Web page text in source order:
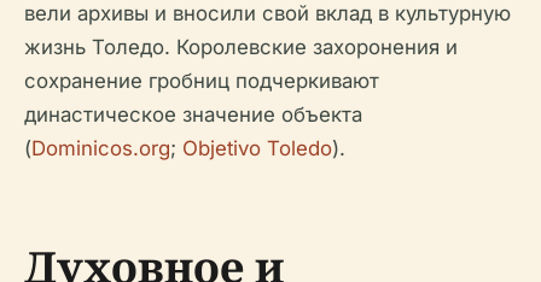
вели архивы и вносили свой вклад в культурную
жизнь Толедо. Королевские захоронения и
сохранение гробниц подчеркивают
династическое значение объекта
(Dominicos.org; Objetivo Toledo).
Духовное и